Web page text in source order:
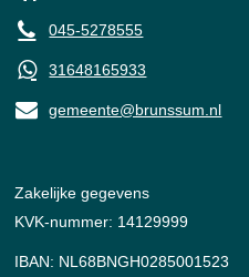
045-5278555
31648165933
gemeente@brunssum.nl
Zakelijke gegevens
KVK-nummer: 14129999
IBAN: NL68BNGH0285001523